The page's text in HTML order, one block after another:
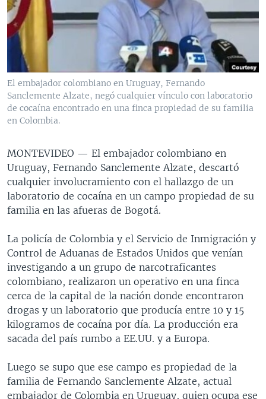
VENEZUELA
BRASIL
NICARAGUA
ECONOMÍA
ENTRETENIMIENTO Y CULTURA
TECNOLOGÍA
DEPORTES
CIENCIA Y SALUD
MULTIMEDIA
VIDEOS
FOTOGRAFÍA
AUDIOS
PROGRAMAS TV
EL MUNDO AL DÍA
FORO INTERAMERICANO
VISIÓN 360
LAS CLAVES
RADIO
AVANCE INFORMATIVO
AUDIONOTICIAS
BUENOS DÍAS AMÉRICA
EL MUNDO AL DÍA [RADIO]
FORO [RADIO]
DEPORTIVO INTERNACIONAL
ENTRETENIMIENTO
DIRECT
DOCUMENTALES DE LA VOA
SÍGANOS
Idiomas
El embajador colombiano en Uruguay, Fernando
Sanclemente Alzate, negó cualquier vínculo con laboratorio
de cocaína encontrado en una finca propiedad de su familia
en Colombia.
MONTEVIDEO — El embajador colombiano en
Uruguay, Fernando Sanclemente Alzate, descartó
cualquier involucramiento con el hallazgo de un
laboratorio de cocaína en un campo propiedad de su
familia en las afueras de Bogotá.
La policía de Colombia y el Servicio de Inmigración y
Control de Aduanas de Estados Unidos que venían
investigando a un grupo de narcotraficantes
colombiano, realizaron un operativo en una finca
cerca de la capital de la nación donde encontraron
drogas y un laboratorio que producía entre 10 y 15
kilogramos de cocaína por día. La producción era
sacada del país rumbo a EE.UU. y a Europa.
Luego se supo que ese campo es propiedad de la
familia de Fernando Sanclemente Alzate, actual
embajador de Colombia en Uruguay, quien ocupa ese